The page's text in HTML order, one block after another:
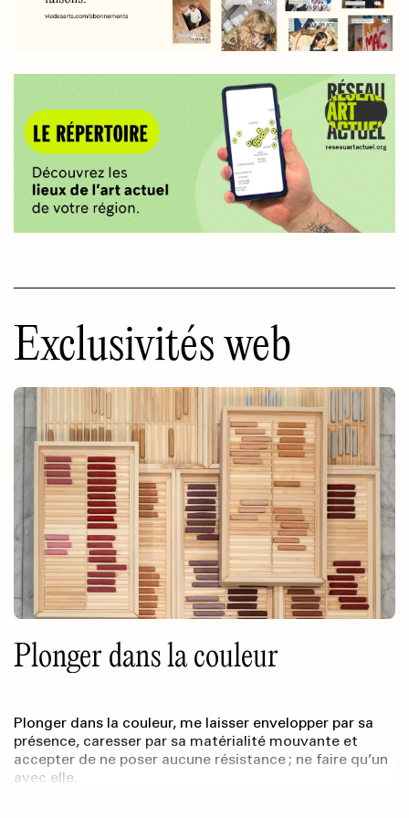
Exclusivités web
Plonger dans la couleur
Plonger dans la couleur, me laisser envelopper par sa
présence, caresser par sa matérialité mouvante et
accepter de ne poser aucune résistance ; ne faire qu’un
avec elle.